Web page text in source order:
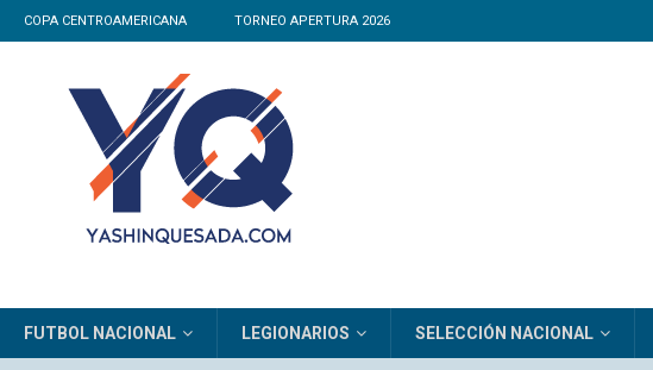
COPA CENTROAMERICANA TORNEO APERTURA 2026
FUTBOL NACIONAL LEGIONARIOS SELECCIÓN NACIONAL